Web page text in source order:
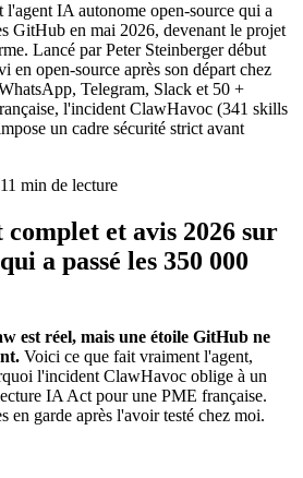
l'agent IA autonome open-source qui a
GitHub en mai 2026, devenant le projet
Lancé parPeter Steinbergerdébut
en open-source après son départ chez
, Telegram, Slack et 50 +
l'incident ClawHavoc (341 skills
un cadre sécurité strict avant
11 min de lecture
et avis 2026 sur
a passé les 350 000
est réel, mais une étoile GitHub ne
Voici ce que fait vraiment l'agent,
l'incident ClawHavoc oblige à un
IA Act pour une PME française.
en garde après l'avoir testé chez moi.